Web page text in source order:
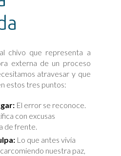
chivo que representa a
externa de un proceso
atravesar y que
estos tres puntos:
El error se reconoce.
con excusas
de frente.
Lo que antes vivía
nuestra paz,